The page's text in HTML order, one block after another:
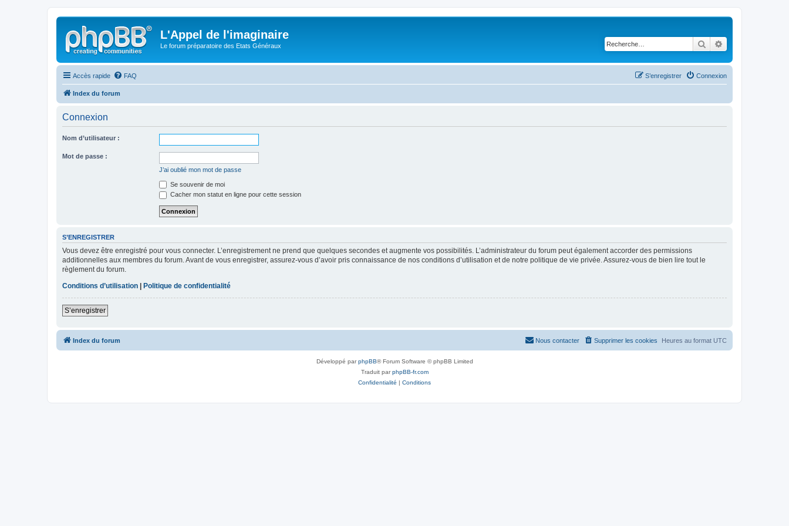
L'Appel de l'imaginaire
Le forum préparatoire des Etats Généraux Rechercher
Accès rapide FAQ Connexion
S’enregistrer
Index du forum
Connexion
Nom d’utilisateur :
Mot de passe :
J’ai oublié mon mot de passe
Se souvenir de moi
Cacher mon statut en ligne pour cette session
S’ENREGISTRER
Vous devez être enregistré pour vous connecter. L’enregistrement ne prend que quelques secondes et augmente vos possibilités. L’administrateur du forum peut également accorder des permissions
additionnelles aux membres du forum. Avant de vous enregistrer, assurez-vous d’avoir pris connaissance de nos conditions d’utilisation et de notre politique de vie privée. Assurez-vous de bien lire tout le
règlement du forum.
Conditions d’utilisation
Politique de confidentialité
S’enregistrer
Index du forum Heures au format UTC
Supprimer les cookies
Nous contacter
Développé parphpBB® Forum Software © phpBB Limited
Traduit parphpBB-fr.com
Confidentialité | Conditions